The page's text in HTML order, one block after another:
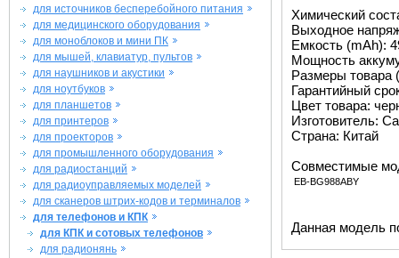
для источников бесперебойного питания
для медицинского оборудования
для моноблоков и мини ПК
для мышей, клавиатур, пультов
для наушников и акустики
для ноутбуков
для планшетов
для принтеров
для проекторов
для промышленного оборудования
для радиостанций
для радиоуправляемых моделей
для сканеров штрих-кодов и терминалов
для телефонов и КПК
для КПК и сотовых телефонов
для радионянь
Химический
Выходное
Емкость (mAh):
Мощность
Размеры товара
Гарантийный
Цвет товара:
Изготовитель:
Страна: Китай
Совместимые
EB-BG988ABY
Данная модель